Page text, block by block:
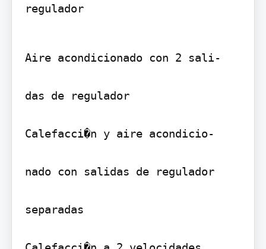
regulador
Aire acondicionado con 2 sali-
das de regulador
Calefacci�n y aire acondicio-
nado con salidas de regulador
separadas